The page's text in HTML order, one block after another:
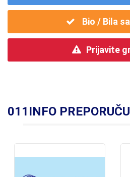
Bio / Bila
Prijavite
011INFO